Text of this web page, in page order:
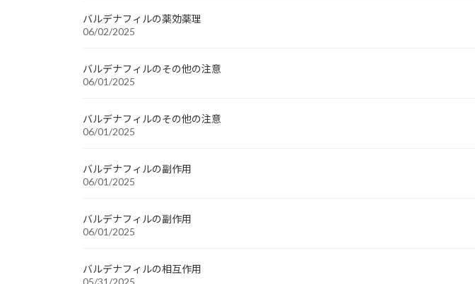
バルデナフィルの薬効薬理
06/02/2025
バルデナフィルのその他の注意
06/01/2025
バルデナフィルのその他の注意
06/01/2025
バルデナフィルの副作用
06/01/2025
バルデナフィルの副作用
06/01/2025
バルデナフィルの相互作用